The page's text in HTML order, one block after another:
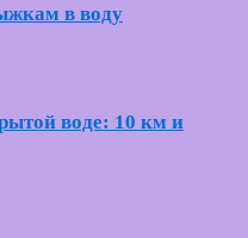
в воду
воде: 10 км и